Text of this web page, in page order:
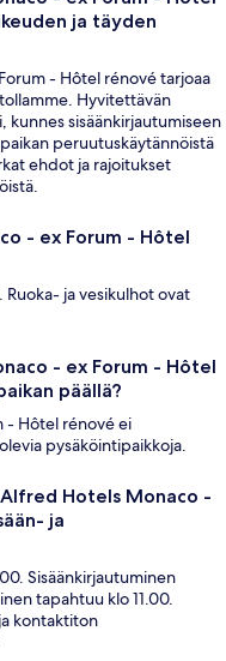
ja täyden
- Hôtel rénové tarjoaa
Hyvitettävän
kunnes sisäänkirjautumiseen
peruutuskäytännöistä
ehdot ja rajoitukset
- ex Forum - Hôtel
Ruoka- ja vesikulhot ovat
- ex Forum - Hôtel
päällä?
- Hôtel rénové ei
pysäköintipaikkoja.
Hotels Monaco -
ja
Sisäänkirjautuminen
tapahtuu klo 11.00.
kontaktiton